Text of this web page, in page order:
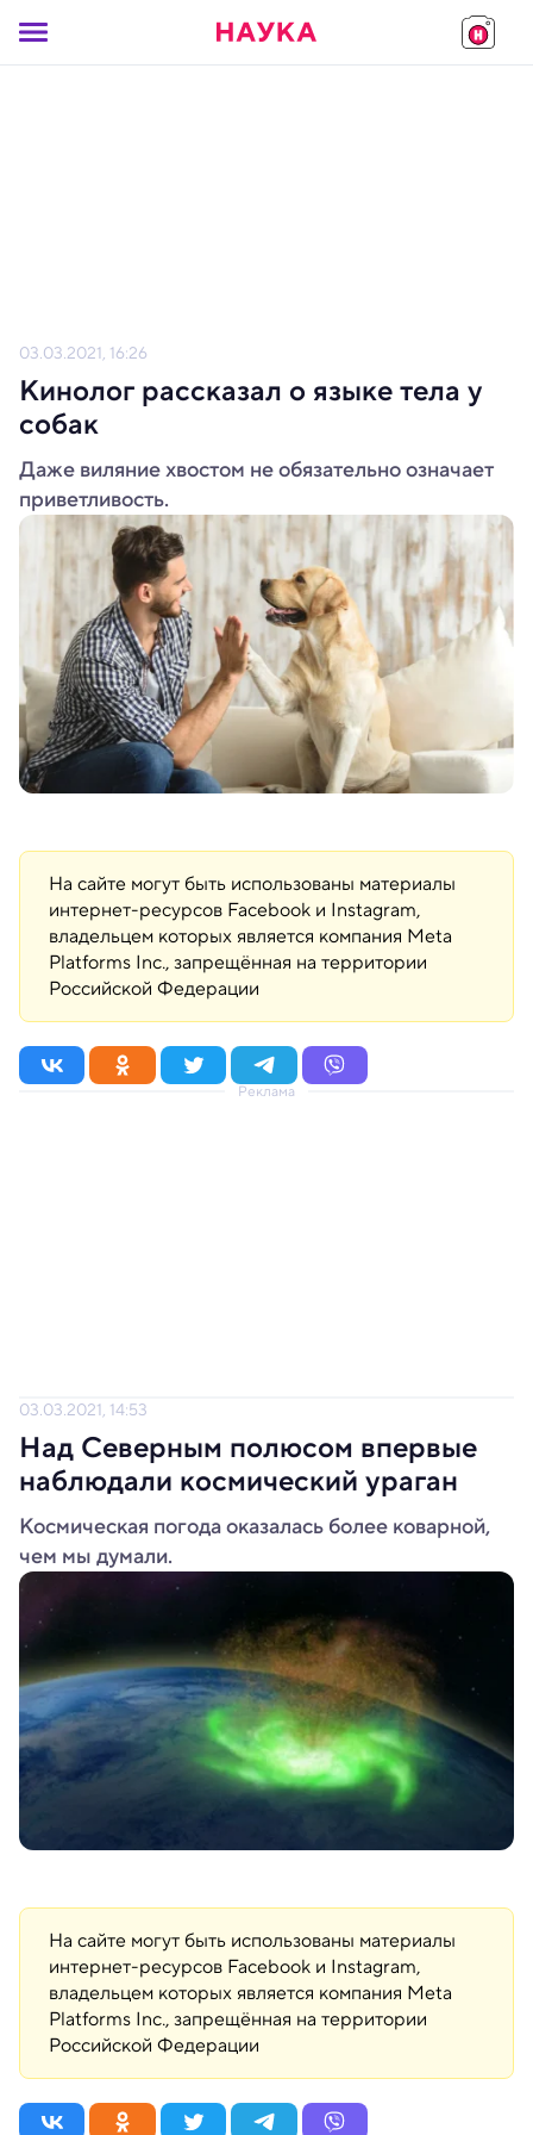
03.03.2021, 16:26
Кинолог рассказал о языке тела у
собак
Даже виляние хвостом не обязательно означает
приветливость.
На сайте могут быть использованы материалы
интернет-ресурсов Facebook и Instagram,
владельцем которых является компания Meta
Platforms Inc., запрещённая на территории
Российской Федерации
Реклама
03.03.2021, 14:53
Над Северным полюсом впервые
наблюдали космический ураган
Космическая погода оказалась более коварной,
чем мы думали.
На сайте могут быть использованы материалы
интернет-ресурсов Facebook и Instagram,
владельцем которых является компания Meta
Platforms Inc., запрещённая на территории
Российской Федерации